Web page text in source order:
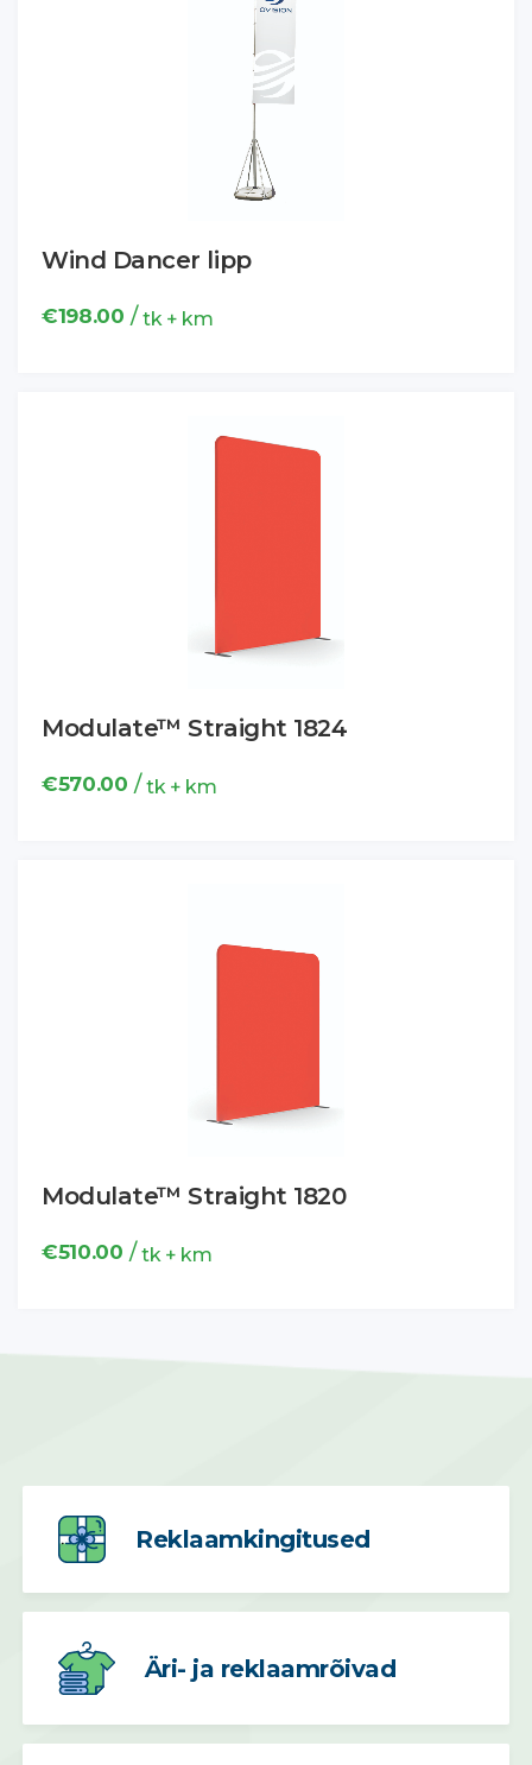
Wind Dancer lipp
€198.00 / tk + km
Modulate™ Straight 1824
€570.00 / tk + km
Modulate™ Straight 1820
€510.00 / tk + km
Reklaamkingitused
Äri- ja reklaamrõivad